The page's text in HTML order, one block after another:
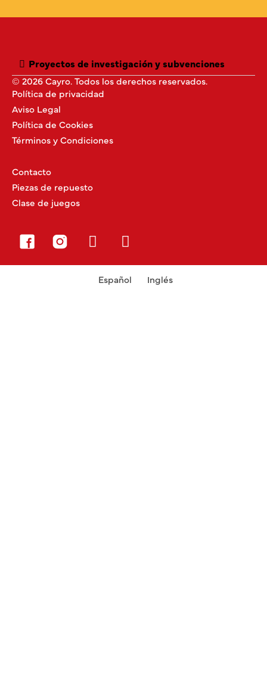
Proyectos de investigación y subvenciones
© 2026 Cayro. Todos los derechos reservados.
Política de privacidad
Aviso Legal
Política de Cookies
Términos y Condiciones
Contacto
Piezas de repuesto
Clase de juegos
Español Inglés